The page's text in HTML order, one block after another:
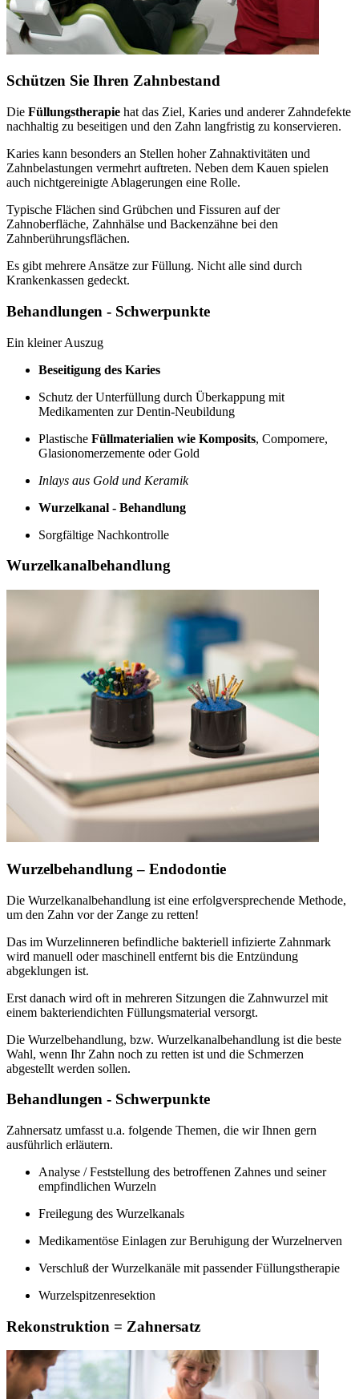
Schützen Sie Ihren Zahnbestand
Die Füllungstherapie hat das Ziel, Karies und anderer Zahndefekte
nachhaltig zu beseitigen und den Zahn langfristig zu konservieren.
Karies kann besonders an Stellen hoher Zahnaktivitäten und
Zahnbelastungen vermehrt auftreten. Neben dem Kauen spielen
auch nichtgereinigte Ablagerungen eine Rolle.
Typische Flächen sind Grübchen und Fissuren auf der
Zahnoberfläche, Zahnhälse und Backenzähne bei den
Zahnberührungsflächen.
Es gibt mehrere Ansätze zur Füllung. Nicht alle sind durch
Krankenkassen gedeckt.
Behandlungen - Schwerpunkte
Ein kleiner Auszug
Beseitigung des Karies
Schutz der Unterfüllung durch Überkappung mit
Medikamenten zur Dentin-Neubildung
Plastische Füllmaterialien wie Komposits, Compomere,
Glasionomerzemente oder Gold
Inlays aus Gold und Keramik
Wurzelkanal - Behandlung
Sorgfältige Nachkontrolle
Wurzelkanalbehandlung
Wurzelbehandlung – Endodontie
Die Wurzelkanalbehandlung ist eine erfolgversprechende Methode,
um den Zahn vor der Zange zu retten!
Das im Wurzelinneren befindliche bakteriell infizierte Zahnmark
wird manuell oder maschinell entfernt bis die Entzündung
abgeklungen ist.
Erst danach wird oft in mehreren Sitzungen die Zahnwurzel mit
einem bakteriendichten Füllungsmaterial versorgt.
Die Wurzelbehandlung, bzw. Wurzelkanalbehandlung ist die beste
Wahl, wenn Ihr Zahn noch zu retten ist und die Schmerzen
abgestellt werden sollen.
Behandlungen - Schwerpunkte
Zahnersatz umfasst u.a. folgende Themen, die wir Ihnen gern
ausführlich erläutern.
Analyse / Feststellung des betroffenen Zahnes und seiner
empfindlichen Wurzeln
Freilegung des Wurzelkanals
Medikamentöse Einlagen zur Beruhigung der Wurzelnerven
Verschluß der Wurzelkanäle mit passender Füllungstherapie
Wurzelspitzenresektion
Rekonstruktion = Zahnersatz